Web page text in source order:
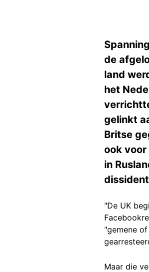
de
land
het
gelinkt
Britse
ook
in
"De UK
"gemene
Maar die